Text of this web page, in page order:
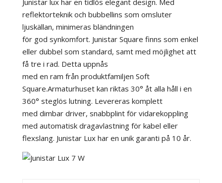
reflektorteknik och bubbellins som omsluter
ljuskällan, minimeras bländningen
för god synkomfort. Junistar Square finns som enkel
eller dubbel som standard, samt med möjlighet att
få tre i rad. Detta uppnås
med en ram från produktfamiljen Soft
Square.Armaturhuset kan riktas 30° åt alla håll i en
360° steglös lutning. Levereras komplett
med dimbar driver, snabbplint för vidarekoppling
med automatisk dragavlastning för kabel eller
flexslang. Junistar Lux har en unik garanti på 10 år.